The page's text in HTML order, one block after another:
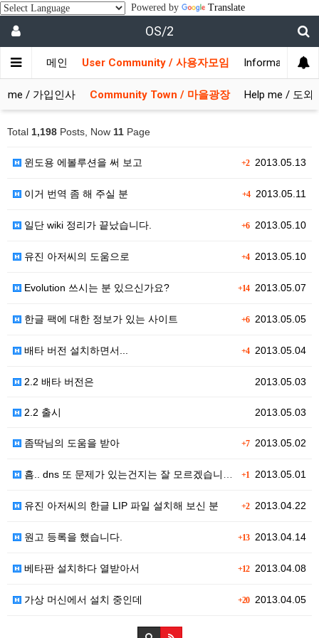
Powered by Translate
OS/2
메인 User Community / 사용자모임 Information /
/ 가입인사 Community Town / 마을광장 Help me / 도와
Total 1,198 Posts, Now 11 Page
+22013.05.13
윈도용 에볼루션을 써 보고
+42013.05.11
이거 번역 좀 해 주실 분
+62013.05.10
일단 wiki 정리가 끝났습니다.
+42013.05.10
유진 아저씨의 도움으로
+142013.05.07
Evolution 쓰시는 분 있으신가요?
+62013.05.05
한글 팩에 대한 정보가 있는 사이트
+42013.05.04
배타 버전 설치하면서...
2013.05.03
2.2 배타 버전은
2013.05.03
2.2 출시
+72013.05.02
좀딱님의 도움을 받아
+1 2013.05.01
흠.. dns 또 문제가 있는건지는 잘 모르겠습니다만.…
+22013.04.22
유진 아저씨의 한글 LIP 파일 설치해 보신 분
+132013.04.14
원고 등록을 했습니다.
+122013.04.08
베타판 설치하다 열받아서
+202013.04.05
가상 머신에서 설치 중인데